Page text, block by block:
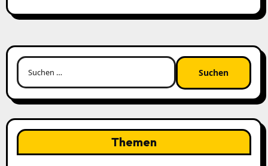
Suchen
nach:
Themen